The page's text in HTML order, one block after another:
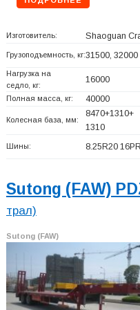
Изготовитель: Shaoguan
Грузоподъемность, кг:31500, 32000
Нагрузка на
седло, кг:
16000
Полная масса, кг: 40000
Колесная база, мм:
8470+1310+
1310
Шины: 8.25R20 16PR
Sutong (FAW)
трал)
Sutong (FAW)